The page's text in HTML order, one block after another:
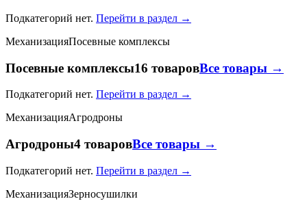
Подкатегорий нет. Перейти в раздел →
МеханизацияПосевные комплексы
Посевные комплексы16 товаровВсе товары →
Подкатегорий нет. Перейти в раздел →
МеханизацияАгродроны
Агродроны4 товаровВсе товары →
Подкатегорий нет. Перейти в раздел →
МеханизацияЗерносушилки